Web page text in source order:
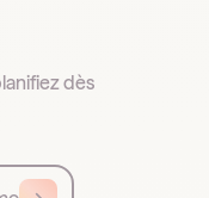
dès